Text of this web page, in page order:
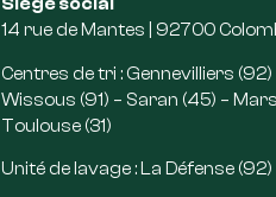
Siège social
14 rue de Mantes | 92700
Centres de tri : Gennevilliers (92)
Wissous (91) – Saran (45) –
Toulouse (31)
Unité de lavage : La Défense (92)